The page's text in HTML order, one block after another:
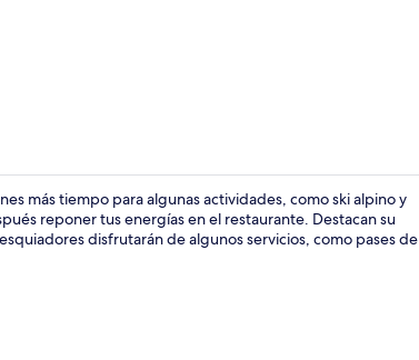
más tiempo para algunas actividades, como ski alpino y
reponer tus energías en el restaurante. Destacan su
disfrutarán de algunos servicios, como pases de